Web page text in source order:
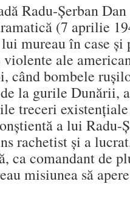
Radu-Şerban
(7 aprilie
mureau în case şi
ale
când bombele
la gurile Dunării,
treceri
a lui Radu-
rachetist şi a
ca comandant de
misiunea să